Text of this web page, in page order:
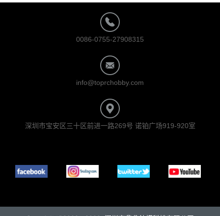
0086-0755-27908315
info@toprchobby.com
深圳市宝安区三十区前进一路269号 诺铂广场919-920室